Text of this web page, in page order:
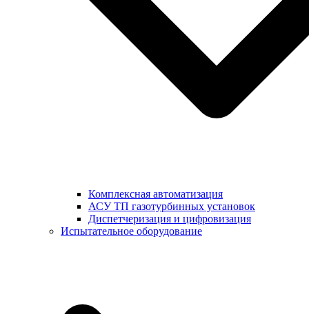
Комплексная автоматизация
АСУ ТП газотурбинных установок
Диспетчеризация и цифровизация
Испытательное оборудование